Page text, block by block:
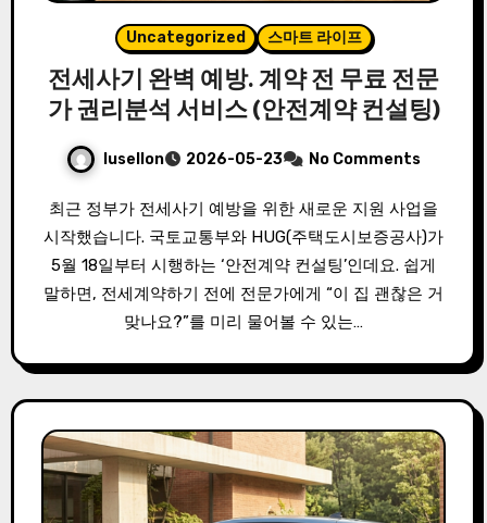
Uncategorized 스마트 라이프
전세사기 완벽 예방. 계약 전 무료 전문
가 권리분석 서비스 (안전계약 컨설팅)
lusellon 2026-05-23 No Comments
최근 정부가 전세사기 예방을 위한 새로운 지원 사업을
시작했습니다. 국토교통부와 HUG(주택도시보증공사)가
5월 18일부터 시행하는 ‘안전계약 컨설팅’인데요. 쉽게
말하면, 전세계약하기 전에 전문가에게 “이 집 괜찮은 거
맞나요?”를 미리 물어볼 수 있는…